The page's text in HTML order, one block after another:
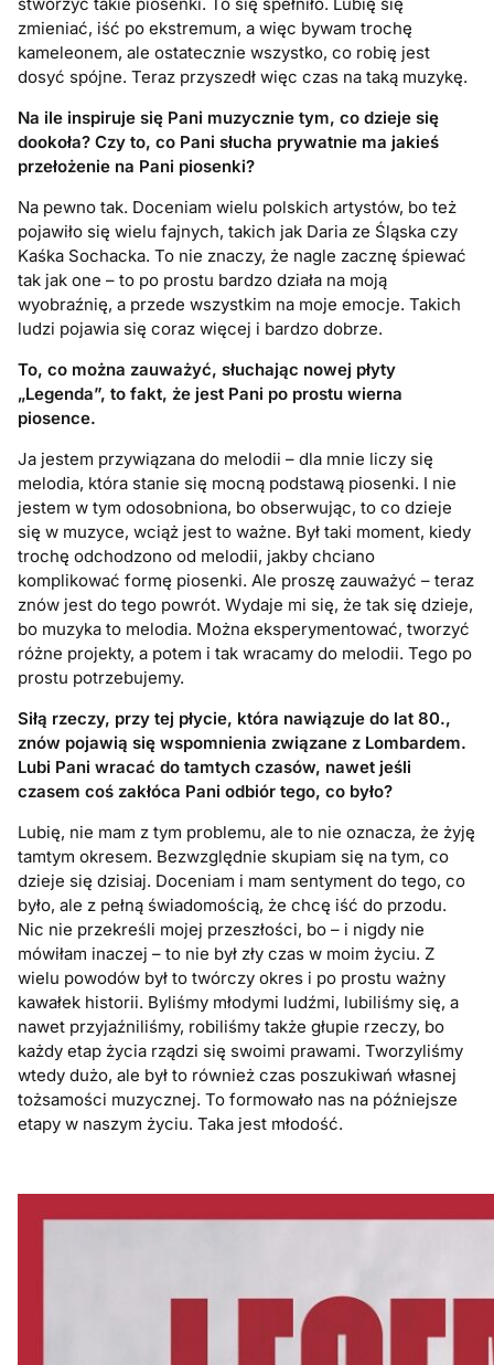
stworzyć takie piosenki. To się spełniło. Lubię się
zmieniać, iść po ekstremum, a więc bywam trochę
kameleonem, ale ostatecznie wszystko, co robię jest
dosyć spójne. Teraz przyszedł więc czas na taką muzykę.
Na ile inspiruje się Pani muzycznie tym, co dzieje się
dookoła? Czy to, co Panisłucha prywatnie ma jakieś
przełożenie na Pani piosenki?
Na pewno tak. Doceniam wielu polskich artystów, bo też
pojawiło się wielu fajnych, takich jak Daria ze Śląska czy
Kaśka Sochacka. To nie znaczy, że nagle zacznę śpiewać
tak jak one – to po prostu bardzo działa na moją
wyobraźnię, a przede wszystkim na moje emocje. Takich
ludzi pojawia się coraz więcej i bardzo dobrze.
To, co można zauważyć, słuchając nowej płyty
„Legenda”, to fakt, że jest Pani po prostu wierna
piosence.
Ja jestem przywiązana do melodii – dla mnie liczy się
melodia, która stanie się mocną podstawą piosenki. I nie
jestem w tym odosobniona, bo obserwując, to co dzieje
się w muzyce, wciąż jest to ważne. Był taki moment, kiedy
trochę odchodzono od melodii, jakby chciano
komplikować formę piosenki. Ale proszę zauważyć – teraz
znów jest do tego powrót. Wydaje mi się, że tak się dzieje,
bo muzyka to melodia. Można eksperymentować, tworzyć
różne projekty, a potem i tak wracamy do melodii. Tego po
prostu potrzebujemy.
Siłą rzeczy, przy tej płycie, która nawiązuje do lat 80.,
znów pojawią się wspomnienia związane z Lombardem.
Lubi Pani wracać do tamtych czasów, nawet jeśli
czasem coś zakłóca Pani odbiór tego, co było?
Lubię, nie mam z tym problemu, ale to nie oznacza, że żyję
tamtym okresem. Bezwzględnie skupiam się na tym, co
dzieje się dzisiaj. Doceniam i mam sentyment do tego, co
było, ale z pełną świadomością, że chcę iść do przodu.
Nic nie przekreśli mojej przeszłości, bo – i nigdy nie
mówiłam inaczej – to nie był zły czas w moim życiu. Z
wielu powodów był to twórczy okres i po prostu ważny
kawałek historii. Byliśmy młodymi ludźmi, lubiliśmy się, a
nawet przyjaźniliśmy, robiliśmy także głupie rzeczy, bo
każdy etap życia rządzi się swoimi prawami. Tworzyliśmy
wtedy dużo, ale był to również czas poszukiwań własnej
tożsamości muzycznej. To formowało nas na późniejsze
etapy w naszym życiu. Taka jest młodość.